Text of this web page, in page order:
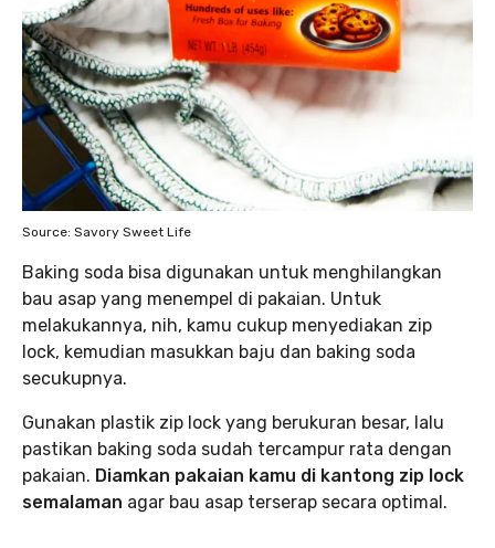
Source: Savory Sweet Life
Baking soda bisa digunakan untuk menghilangkan
bau asap yang menempel di pakaian. Untuk
melakukannya, nih, kamu cukup menyediakan zip
lock, kemudian masukkan baju dan baking soda
secukupnya.
Gunakan plastik zip lock yang berukuran besar, lalu
pastikan baking soda sudah tercampur rata dengan
pakaian. Diamkan pakaian kamu di kantong zip lock
semalaman agar bau asap terserap secara optimal.